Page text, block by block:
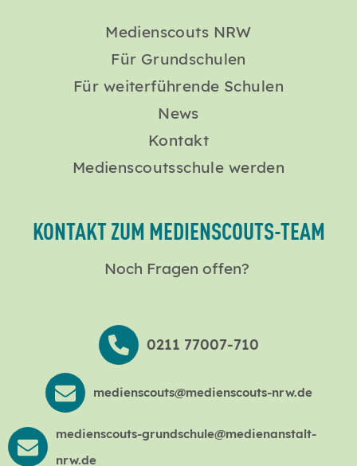
Medienscouts NRW
Für Grundschulen
Für weiterführende Schulen
News
Kontakt
Medienscoutsschule werden
KONTAKT ZUM MEDIENSCOUTS-TEAM
Noch Fragen offen?
0211 77007-710
medienscouts@medienscouts-nrw.de
medienscouts-grundschule@medienanstalt-
nrw.de